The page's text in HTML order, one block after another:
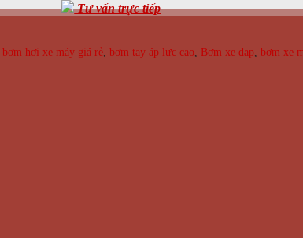
Tư vấn trực tiếp
bơm hơi xe máy giá rẻ bơm tay áp lực cao Bơm xe đạp bơm xe